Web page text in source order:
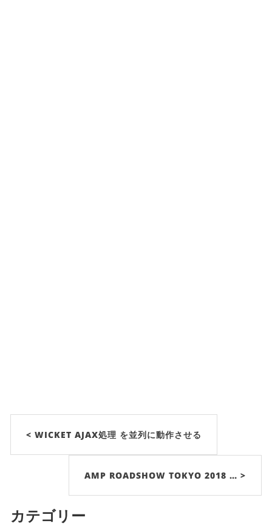
< WICKET AJAX処理 を並列に動作させる
AMP ROADSHOW TOKYO 2018 … >
カテゴリー